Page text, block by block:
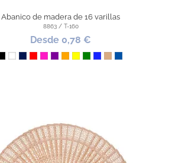
Abanico de madera de 16 varillas
8863 / T-160
Desde 0,78 €
NegroBlanco
Marino
RojoFucsiaMorado
Naranja
Amarillo
VerdeAzul Royal
PiedraAzul Mdo